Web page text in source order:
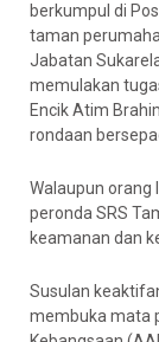
berkumpul di
taman
Jabatan
memulakan
Encik Atim
rondaan
Walaupun orang
peronda SRS
keamanan dan
Susulan
membuka mata